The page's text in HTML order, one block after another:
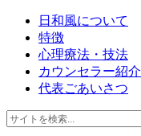
日和風について
特徴
心理療法・技法
カウンセラー紹介
代表ごあいさつ